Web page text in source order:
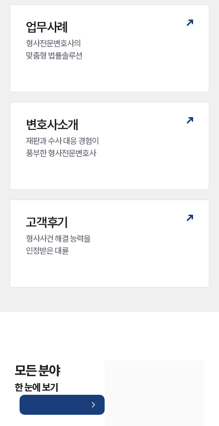
업무사례
형사전문변호사의
맞춤형 법률솔루션
변호사소개
재판과 수사 대응 경험이
풍부한 형사전문변호사
고객후기
형사사건 해결 능력을
인정받은 대륜
모든 분야
한 눈에 보기